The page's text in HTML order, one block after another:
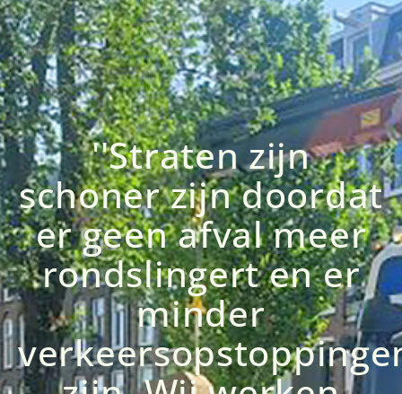
''Straten zijn
schoner zijn doordat
er geen afval meer
rondslingert en er
minder